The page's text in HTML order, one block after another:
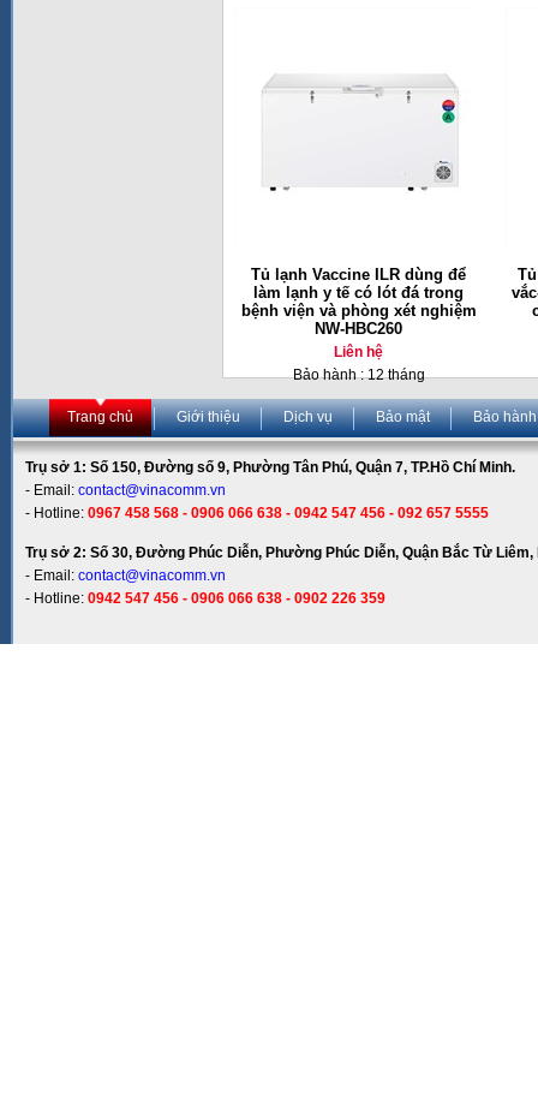
Tủ lạnh Vaccine ILR dùng để
làm lạnh y tế có lót đá trong
bệnh viện và phòng xét nghiệm
NW-HBC260
Liên hệ
Bảo hành : 12 tháng
Trang chủ Giới thiệu Dịch vụ Bảo mật Bảo hành
Trụ sở 1: Số 150, Đường số 9, Phường Tân Phú, Quận 7, TP.Hồ Chí Minh.
- Email: contact@vinacomm.vn
- Hotline: 0967 458 568 - 0906 066 638 - 0942 547 456 - 092 657 5555
Trụ sở 2: Số 30, Đường Phúc Diễn, Phường Phúc Diễn, Quận Bắc Từ Liêm,
- Email: contact@vinacomm.vn
- Hotline: 0942 547 456 - 0906 066 638 - 0902 226 359